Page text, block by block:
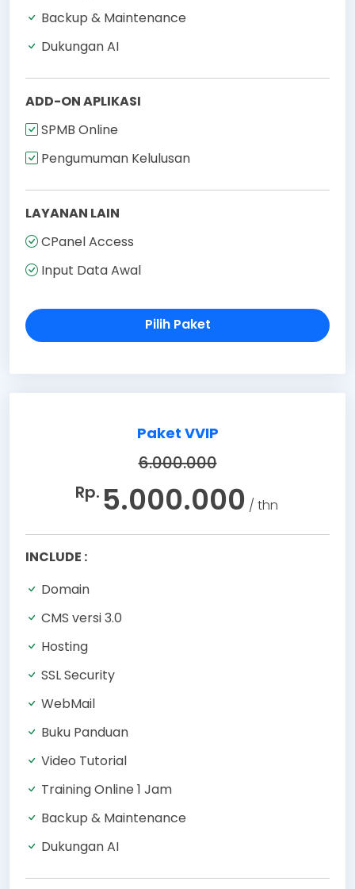
Backup & Maintenance
Dukungan AI
ADD-ON APLIKASI
SPMB Online
Pengumuman Kelulusan
LAYANAN LAIN
CPanel Access
Input Data Awal
Pilih Paket
Paket VVIP
6.000.000
Rp. 5.000.000 / thn
INCLUDE :
Domain
CMS versi 3.0
Hosting
SSL Security
WebMail
Buku Panduan
Video Tutorial
Training Online 1 Jam
Backup & Maintenance
Dukungan AI